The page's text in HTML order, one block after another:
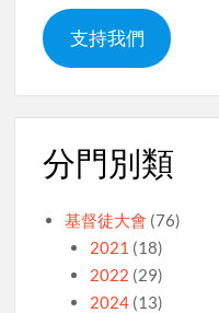
支持我們
分門別類
基督徒大會 (76)
2021 (18)
2022 (29)
2024(13)